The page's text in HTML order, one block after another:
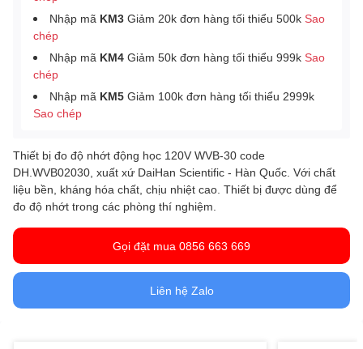
Nhập mã KM3 Giảm 20k đơn hàng tối thiểu 500k Sao
chép
Nhập mã KM4 Giảm 50k đơn hàng tối thiểu 999k Sao
chép
Nhập mã KM5 Giảm 100k đơn hàng tối thiểu 2999k
Sao chép
Thiết bị đo độ nhớt động học 120V WVB-30 code
DH.WVB02030, xuất xứ DaiHan Scientific - Hàn Quốc. Với chất
liệu​​ bền, kháng hóa chất, chịu nhiệt cao. Thiết bị được dùng để
đo độ nhớt trong các phòng thí nghiệm.
Gọi đặt mua 0856 663 669
Liên hệ Zalo